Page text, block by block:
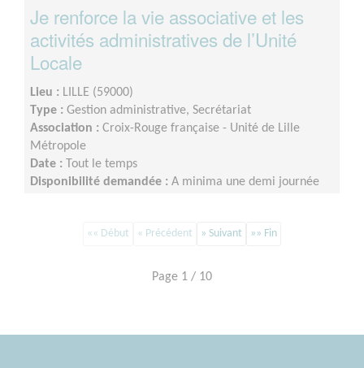
Je renforce la vie associative et les
activités administratives de l’Unité
Locale
Lieu : LILLE (59000)
Type : Gestion administrative, Secrétariat
Association : Croix-Rouge française - Unité de Lille
Métropole
Date : Tout le temps
Disponibilité demandée : A minima une demi journée
«« Début « Précédent » Suivant »» Fin
Page 1 / 10